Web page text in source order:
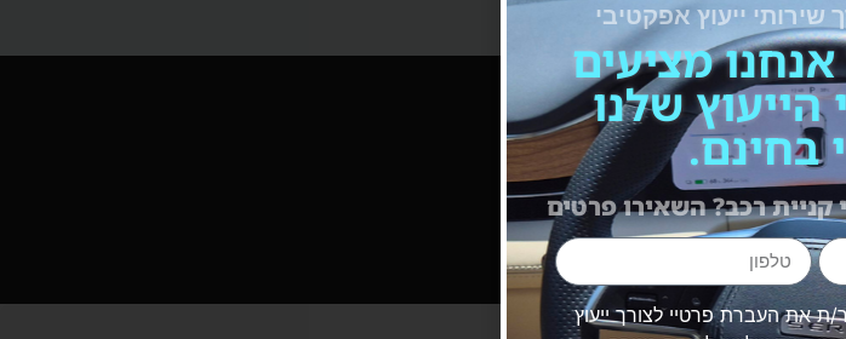
ייעוץ אפקטיבי
מציעים
שלנו
בחינם.
רכב? השאירו פרטים
את העברת פרטיי לצורך ייעוץ